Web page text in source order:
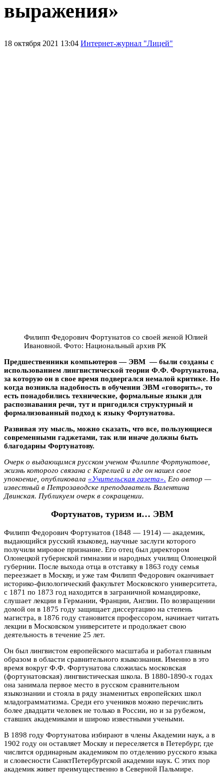
выражения»
18 октября 2021 13:04 Интернет-журнал "Лицей"
Филипп Федорович Фортунатов со своей женой Юлией
Ивановной. Фото: Национальный архив РК
Предшественники компьютеров — ЭВМ — были созданы с
использованием лингвистической теории Ф.Ф. Фортунатова,
за которую он в свое время подвергался немалой критике. Но
когда возникла надобность в обучении ЭВМ «говорить», то
есть понадобились технические, формальные языки для
распознавания речи, тут и пригодился структурный и
формализованный подход к языку Фортунатова.
Развивая эту мысль, можно сказать, что все, пользующиеся
современными гаджетами, так или иначе должны быть
благодарны Фортунатову.
Очерк о выдающимся русском ученом Филиппе Фортунатове,
жизнь которого связана с Карелией и где он нашел свое
упокоение, опубликовала «Учительская газета». Его автор —
известный в Петрозаводске преподаватель Валентина
Двинская. Публикуем очерк в сокращении.
Фортунатов, туризм и… ЭВМ
Филипп Федорович Фортунатов (1848 — 1914) — академик,
выдающийся русский языковед, научные заслуги которого
получили мировое признание. Его отец был директором
Олонецкой губернской гимназии и народных училищ Олонецкой
губернии. После выхода отца в отставку в 1863 году семья
переезжает в Москву, и уже там Филипп Федорович оканчивает
историко-филологический факультет Московского университета,
с 1871 по 1873 год находится в заграничной командировке,
слушает лекции в Германии, Франции, Англии. По возвращении
домой он в 1875 году защищает диссертацию на степень
магистра, в 1876 году становится профессором, начинает читать
лекции в Московском университете и продолжает свою
деятельность в течение 25 лет.
Он был лингвистом европейского масштаба и работал главным
образом в области сравнительного языкознания. Именно в это
время вокруг Ф.Ф. Фортунатова сложилась московская
(фортунатовская) лингвистическая школа. В 1880-1890-х годах
она занимала первое место в русском сравнительном
языкознании и стояла в ряду знаменитых европейских школ
младограмматизма. Среди его учеников можно перечислить
более двадцати человек не только в России, но и за рубежом,
ставших академиками и широко известными учеными.
В 1898 году Фортунатова избирают в члены Академии наук, а в
1902 году он оставляет Москву и переселяется в Петербург, где
числится ординарным академиком по отделению русского языка
и словесности СанктПетербургской академии наук. С этих пор
академик живет преимущественно в Северной Пальмире.